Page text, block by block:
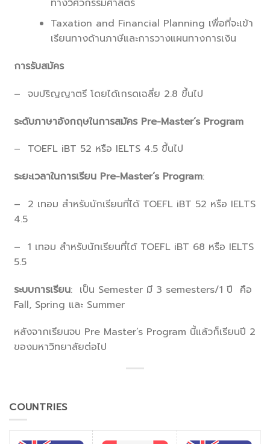
Taxation and Financial Planning เพื่อที่จะเข้า
เรียนทางด้านภาษีและการวางแผนทางการเงิน
การรับสมัคร
– จบปริญญาตรี โดยได้เกรดเฉลี่ย 2.8 ขึ้นไป
ระดับภาษาอังกฤษในการสมัคร Pre-Master’s Program
– TOEFL iBT 52 หรือ IELTS 4.5 ขึ้นไป
ระยะเวลาในการเรียน Pre-Master’s Program:
– 2 เทอม สำหรับนักเรียนที่ได้ TOEFL iBT 52 หรือ IELTS
4.5
– 1 เทอม สำหรับนักเรียนที่ได้ TOEFL iBT 68 หรือ IELTS
5.5
ระบบการเรียน: เป็น Semester มี 3 semesters/1 ปี คือ
Fall, Spring และ Summer
หลังจากเรียนจบ Pre Master’s Program นี้แล้วก็เรียนปี 2
ของมหาวิทยาลัยต่อไป
COUNTRIES